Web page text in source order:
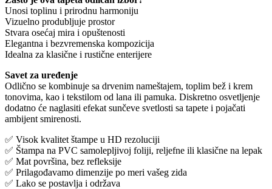
Unosi toplinu i prirodnu harmoniju
Vizuelno produbljuje prostor
Stvara osećaj mira i opuštenosti
Elegantna i bezvremenska kompozicija
Idealna za klasične i rustične enterijere
Savet za uređenje
Odlično se kombinuje sa drvenim nameštajem, toplim bež i krem
tonovima, kao i tekstilom od lana ili pamuka. Diskretno osvetljenje
dodatno će naglasiti efekat sunčeve svetlosti sa tapete i pojačati
ambijent smirenosti.
✅ Visok kvalitet štampe u HD rezoluciji
✅ Štampa na PVC samolepljivoj foliji, reljefne ili klasične na lepak
✅ Mat površina, bez refleksije
✅ Prilagođavamo dimenzije po meri vašeg zida
✅ Lako se postavlja i održava